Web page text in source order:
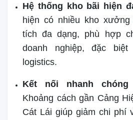
Hệ thống kho bãi hiện
hiện có nhiều kho
tích đa dạng, phù hợp
doanh nghiệp, đặc
logistics.
Kết nối nhanh
Khoảng cách gần Cảng
Cát Lái giúp giảm chi phí